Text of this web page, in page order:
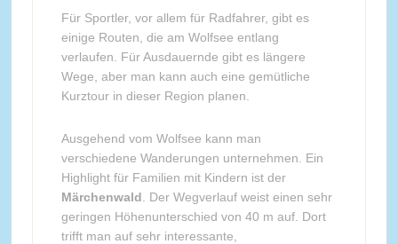
Für Sportler, vor allem für Radfahrer, gibt es
einige Routen, die am Wolfsee entlang
verlaufen. Für Ausdauernde gibt es längere
Wege, aber man kann auch eine gemütliche
Kurztour in dieser Region planen.
Ausgehend vom Wolfsee kann man
verschiedene Wanderungen unternehmen. Ein
Highlight für Familien mit Kindern ist der
Märchenwald . Der Wegverlauf weist einen sehr
geringen Höhenunterschied von 40 m auf. Dort
trifft man auf sehr interessante,